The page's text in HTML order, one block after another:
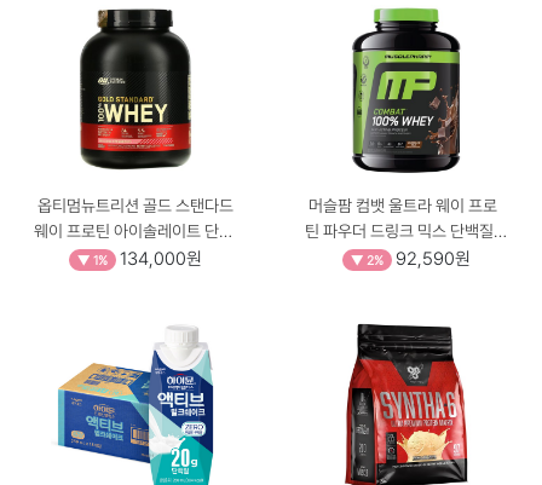
옵티멈뉴트리션 골드 스탠다드
웨이 프로틴 아이솔레이트 단백
질 보충제 스트로베리, 2.27kg,
▼ 1% 134,000원
머슬팜 컴뱃 울트라 웨이 프로
틴 파우더 드링크 믹스 단백질
보충제 초콜릿 밀크 _개당 중량
▼ 2% 92,590원